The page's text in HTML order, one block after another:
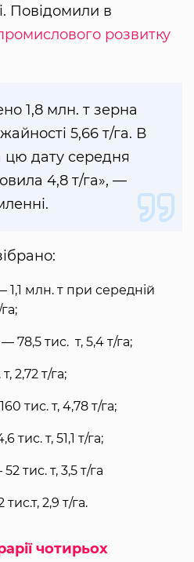
Повідомили в
розвитку
1,8 млн. т зерна
5,66 т/га. В
цю дату середня
4,8 т/га», —
млн. т при середній
тис. т, 5,4 т/га;
2,72 т/га;
тис. т, 4,78 т/га;
т, 51,1 т/га;
тис. т, 3,5 т/га
2,9 т/га.
чотирьох